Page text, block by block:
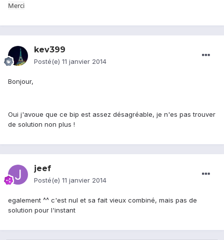
Merci
kev399
Posté(e) 11 janvier 2014
Bonjour,
Oui j'avoue que ce bip est assez désagréable, je n'es pas trouver
de solution non plus !
jeef
Posté(e) 11 janvier 2014
egalement ^^ c'est nul et sa fait vieux combiné, mais pas de
solution pour l'instant